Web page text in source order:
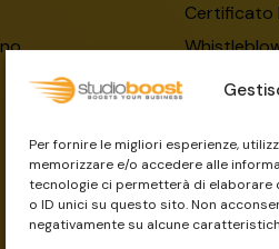
Per fornire le migliori esperienze,
memorizzare e/o accedere alle
tecnologie ci permetterà di
o ID unici su questo sito. Non
negativamente su alcune
Certificato
Il Gruppo